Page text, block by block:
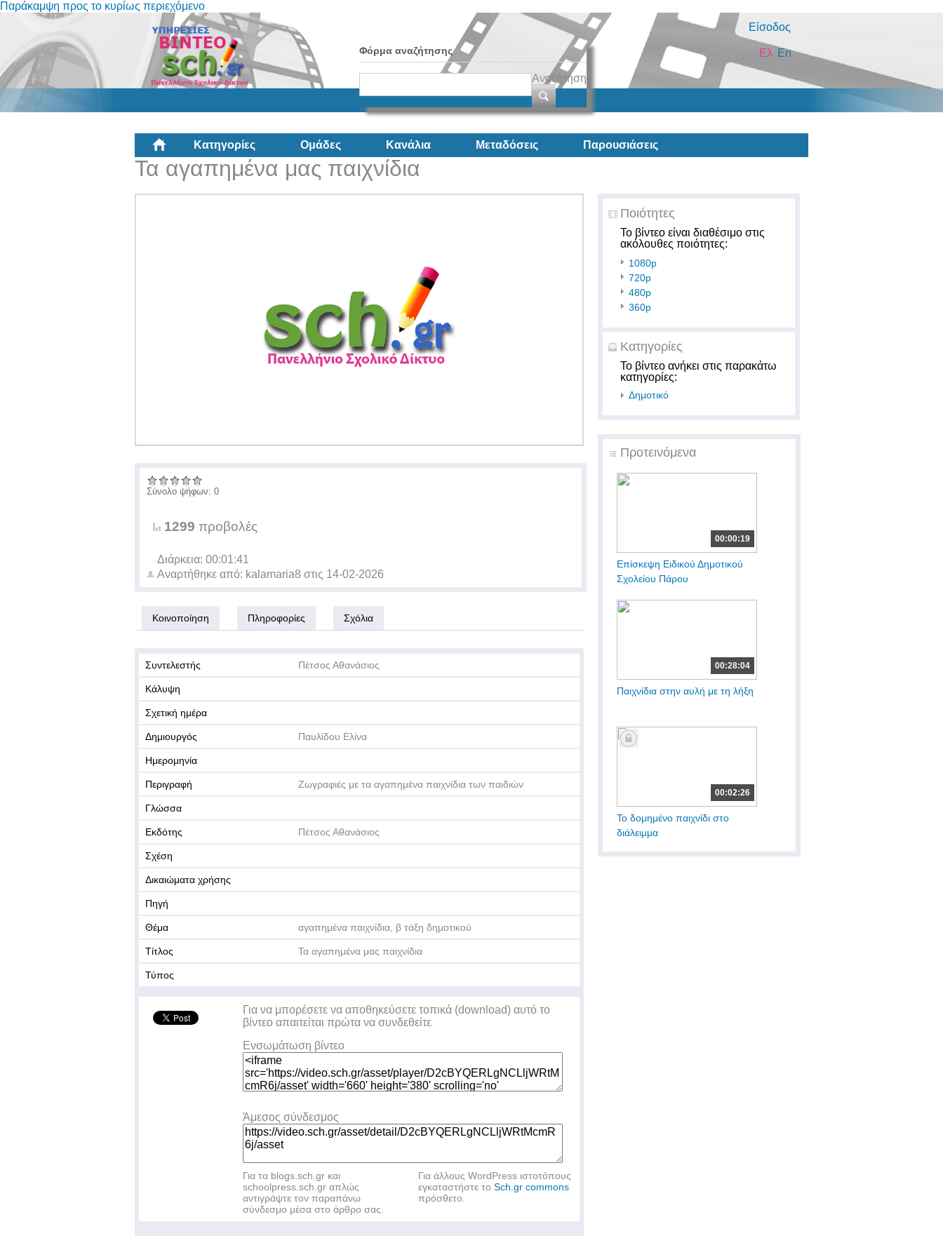
Παράκαμψη προς το κυρίως περιεχόμενο
Είσοδος
Φόρμα αναζήτησης
Αναζήτηση
En
Ελ
Κατηγορίες Ομάδες Κανάλια Μεταδόσεις Παρουσιάσεις
Τα αγαπημένα μας παιχνίδια
Ποιότητες
Το βίντεο είναι διαθέσιμο στις
ακόλουθες ποιότητες:
1080p
720p
480p
360p
Κατηγορίες
Το βίντεο ανήκει στις παρακάτω
κατηγορίες:
Δημοτικό
Προτεινόμενα
00:00:19
Επίσκεψη Ειδικού Δημοτικού
Σχολείου Πάρου
00:28:04
Παιχνίδια στην αυλή με τη λήξη
00:02:26
Το δομημένο παιχνίδι στο
διάλειμμα
Σύνολο ψήφων: 0
1299 προβολές
Διάρκεια: 00:01:41
Αναρτήθηκε από: kalamaria8 στις 14-02-2026
Κοινοποίηση Πληροφορίες Σχόλια
Συντελεστής Πέτσος Αθανάσιος
Κάλυψη
Σχετική ημέρα
Δημιουργός Παυλίδου Ελίνα
Ημερομηνία
Περιγραφή Ζωγραφιές με τα αγαπημένα παιχνίδια των παιδιών
Γλώσσα
Εκδότης Πέτσος Αθανάσιος
Σχέση
Δικαιώματα χρήσης
Πηγή
Θέμα αγαπημένα παιχνίδια, β τάξη δημοτικού
Τίτλος Τα αγαπημένα μας παιχνίδια
Τύπος
Για να μπορέσετε να αποθηκεύσετε τοπικά (download) αυτό το
βίντεο απαιτείται πρώτα να συνδεθείτε
Ενσωμάτωση βίντεο
Άμεσος σύνδεσμος
Για τα blogs.sch.gr και
schoolpress.sch.gr απλώς
αντιγράψτε τον παραπάνω
σύνδεσμο μέσα στο άρθρο σας.
Για άλλους WordPress ιστοτόπους
εγκαταστήστε το Sch.gr commons
πρόσθετο.